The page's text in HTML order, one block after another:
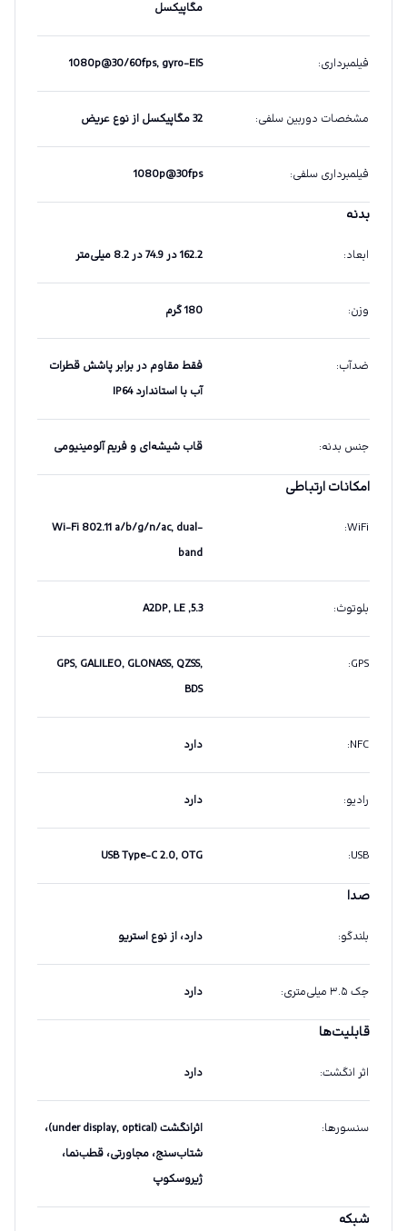
مگاپیکسل
فیلمبرداری:
1080p@30/60fps, gyro-EIS
مشخصات دوربین سلفی: 32 مگاپیکسل از نوع عریض
فیلمبرداری سلفی:
1080p@30fps
بدنه
ابعاد: 162.2 در 74.9 در 8.2 میلی‌متر
وزن: 180 گرم
ضدآب:
فقط مقاوم در برابر پاشش قطرات
آب با استاندارد IP64
جنس بدنه: قاب شیشه‌ای و فریم آلومینیومی
امکانات ارتباطی
WiFi
:
Wi-Fi 802.11 a/b/g/n/ac, dual-
band
بلوتوث:
5.3, A2DP, LE
GPS
:
GPS, GALILEO, GLONASS, QZSS,
BDS
NFC
: دارد
رادیو: دارد
USB
:
USB Type-C 2.0, OTG
صدا
بلندگو: دارد، از نوع استریو
جک ۳.۵ میلی‌متری : دارد
قابلیت‌ها
اثر انگشت: دارد
سنسورها:
اثرانگشت (under display, optical)،
شتاب‌سنج، مجاورتی، قطب‌نما،
ژیروسکوپ
شبکه